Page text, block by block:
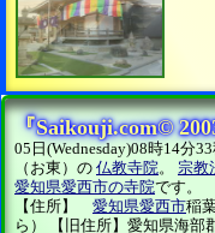
『Saikouji.com©
05日(Wednesday)08時14
（お東）の 仏教寺院。 宗教
愛知県愛西市の寺院です。
【住所】 愛知県愛西市稲
ら） 【旧住所】愛知県海部